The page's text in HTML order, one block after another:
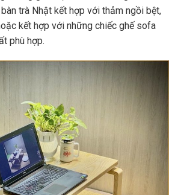
bàn trà Nhật kết hợp với thảm ngồi bệt,
kết hợp với những chiếc ghế sofa
phù hợp.